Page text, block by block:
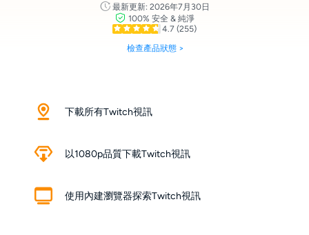
最新更新: 2026年7月30日
100% 安全 & 純淨
4.7 (255)
檢查產品狀態 >
下載所有Twitch視訊
以1080p品質下載Twitch視訊
使用內建瀏覽器探索Twitch視訊